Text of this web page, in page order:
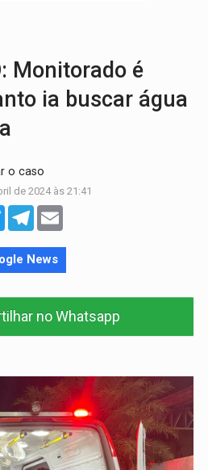
Monitorado é
ia buscar água
o caso
de 2024 às 21:41
TwitterTelegram
News
no Whatsapp